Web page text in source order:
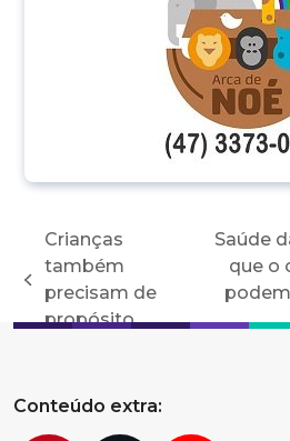
previous
post:
Crianças
também
precisam de
propósito
next
post:
Saúde
que o
Conteúdo extra: